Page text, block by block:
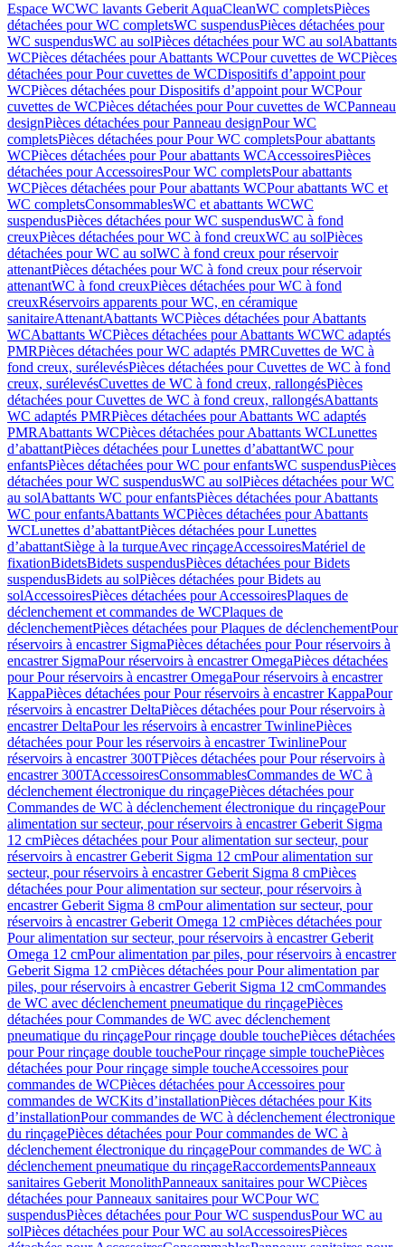
Espace WCWC lavants Geberit AquaCleanWC completsPièces
détachées pour WC completsWC suspendusPièces détachées pour
WC suspendusWC au solPièces détachées pour WC au solAbattants
WCPièces détachées pour Abattants WCPour cuvettes de WCPièces
détachées pour Pour cuvettes de WCDispositifs d’appoint pour
WCPièces détachées pour Dispositifs d’appoint pour WCPour
cuvettes de WCPièces détachées pour Pour cuvettes de WCPanneau
designPièces détachées pour Panneau designPour WC
completsPièces détachées pour Pour WC completsPour abattants
WCPièces détachées pour Pour abattants WCAccessoiresPièces
détachées pour AccessoiresPour WC completsPour abattants
WCPièces détachées pour Pour abattants WCPour abattants WC et
WC completsConsommablesWC et abattants WCWC
suspendusPièces détachées pour WC suspendusWC à fond
creuxPièces détachées pour WC à fond creuxWC au solPièces
détachées pour WC au solWC à fond creux pour réservoir
attenantPièces détachées pour WC à fond creux pour réservoir
attenantWC à fond creuxPièces détachées pour WC à fond
creuxRéservoirs apparents pour WC, en céramique
sanitaireAttenantAbattants WCPièces détachées pour Abattants
WCAbattants WCPièces détachées pour Abattants WCWC adaptés
PMRPièces détachées pour WC adaptés PMRCuvettes de WC à
fond creux, surélevésPièces détachées pour Cuvettes de WC à fond
creux, surélevésCuvettes de WC à fond creux, rallongésPièces
détachées pour Cuvettes de WC à fond creux, rallongésAbattants
WC adaptés PMRPièces détachées pour Abattants WC adaptés
PMRAbattants WCPièces détachées pour Abattants WCLunettes
d’abattantPièces détachées pour Lunettes d’abattantWC pour
enfantsPièces détachées pour WC pour enfantsWC suspendusPièces
détachées pour WC suspendusWC au solPièces détachées pour WC
au solAbattants WC pour enfantsPièces détachées pour Abattants
WC pour enfantsAbattants WCPièces détachées pour Abattants
WCLunettes d’abattantPièces détachées pour Lunettes
d’abattantSiège à la turqueAvec rinçageAccessoiresMatériel de
fixationBidetsBidets suspendusPièces détachées pour Bidets
suspendusBidets au solPièces détachées pour Bidets au
solAccessoiresPièces détachées pour AccessoiresPlaques de
déclenchement et commandes de WCPlaques de
déclenchementPièces détachées pour Plaques de déclenchementPour
réservoirs à encastrer SigmaPièces détachées pour Pour réservoirs à
encastrer SigmaPour réservoirs à encastrer OmegaPièces détachées
pour Pour réservoirs à encastrer OmegaPour réservoirs à encastrer
KappaPièces détachées pour Pour réservoirs à encastrer KappaPour
réservoirs à encastrer DeltaPièces détachées pour Pour réservoirs à
encastrer DeltaPour les réservoirs à encastrer TwinlinePièces
détachées pour Pour les réservoirs à encastrer TwinlinePour
réservoirs à encastrer 300TPièces détachées pour Pour réservoirs à
encastrer 300TAccessoiresConsommablesCommandes de WC à
déclenchement électronique du rinçagePièces détachées pour
Commandes de WC à déclenchement électronique du rinçagePour
alimentation sur secteur, pour réservoirs à encastrer Geberit Sigma
12 cmPièces détachées pour Pour alimentation sur secteur, pour
réservoirs à encastrer Geberit Sigma 12 cmPour alimentation sur
secteur, pour réservoirs à encastrer Geberit Sigma 8 cmPièces
détachées pour Pour alimentation sur secteur, pour réservoirs à
encastrer Geberit Sigma 8 cmPour alimentation sur secteur, pour
réservoirs à encastrer Geberit Omega 12 cmPièces détachées pour
Pour alimentation sur secteur, pour réservoirs à encastrer Geberit
Omega 12 cmPour alimentation par piles, pour réservoirs à encastrer
Geberit Sigma 12 cmPièces détachées pour Pour alimentation par
piles, pour réservoirs à encastrer Geberit Sigma 12 cmCommandes
de WC avec déclenchement pneumatique du rinçagePièces
détachées pour Commandes de WC avec déclenchement
pneumatique du rinçagePour rinçage double touchePièces détachées
pour Pour rinçage double touchePour rinçage simple touchePièces
détachées pour Pour rinçage simple toucheAccessoires pour
commandes de WCPièces détachées pour Accessoires pour
commandes de WCKits d’installationPièces détachées pour Kits
d’installationPour commandes de WC à déclenchement électronique
du rinçagePièces détachées pour Pour commandes de WC à
déclenchement électronique du rinçagePour commandes de WC à
déclenchement pneumatique du rinçageRaccordementsPanneaux
sanitaires Geberit MonolithPanneaux sanitaires pour WCPièces
détachées pour Panneaux sanitaires pour WCPour WC
suspendusPièces détachées pour Pour WC suspendusPour WC au
solPièces détachées pour Pour WC au solAccessoiresPièces